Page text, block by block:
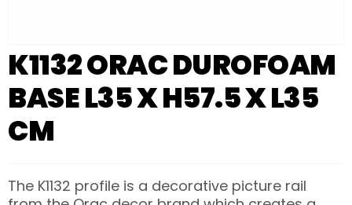
K1132 ORAC DUROFOAM
BASE L35 X H57.5 X L35
CM
The K1132 profile is a decorative picture rail